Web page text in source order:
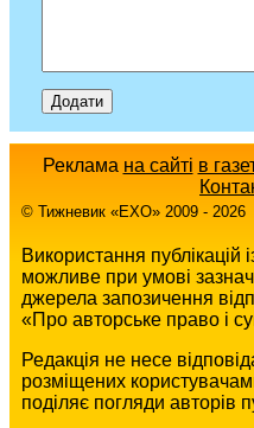
Реклама на сайті в
© Тижневик «EХO» 2009 - 2026
Використання публікацій
можливе при умові
джерела запозичення
«Про авторське право і
Редакція не несе
розміщених
поділяє погляди авторів